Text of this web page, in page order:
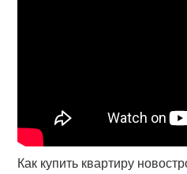
Как купить квартиру